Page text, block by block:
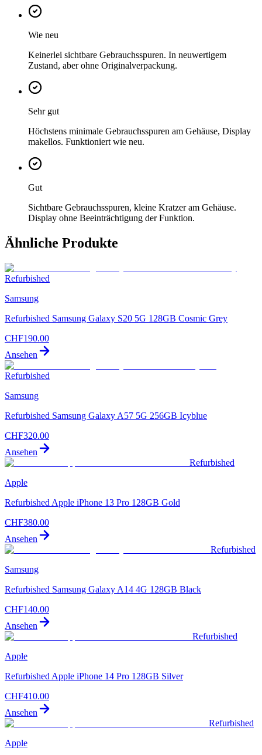
Wie neu
Keinerlei sichtbare Gebrauchsspuren. In neuwertigem
Zustand, aber ohne Originalverpackung.
Sehr gut
Höchstens minimale Gebrauchsspuren am Gehäuse, Display
makellos. Funktioniert wie neu.
Gut
Sichtbare Gebrauchsspuren, kleine Kratzer am Gehäuse.
Display ohne Beeinträchtigung der Funktion.
Ähnliche Produkte
Refurbished
Samsung
Refurbished Samsung Galaxy S20 5G 128GB Cosmic Grey
CHF190.00
Ansehen
Refurbished
Samsung
Refurbished Samsung Galaxy A57 5G 256GB Icyblue
CHF320.00
Ansehen
Refurbished
Apple
Refurbished Apple iPhone 13 Pro 128GB Gold
CHF380.00
Ansehen
Refurbished
Samsung
Refurbished Samsung Galaxy A14 4G 128GB Black
CHF140.00
Ansehen
Refurbished
Apple
Refurbished Apple iPhone 14 Pro 128GB Silver
CHF410.00
Ansehen
Refurbished
Apple